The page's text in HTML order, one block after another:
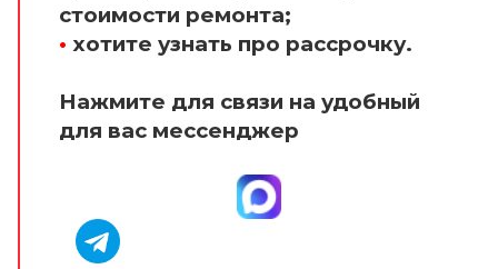
стоимости ремонта;
• хотите узнать про рассрочку.
Нажмите для связи на удобный
для вас мессенджер